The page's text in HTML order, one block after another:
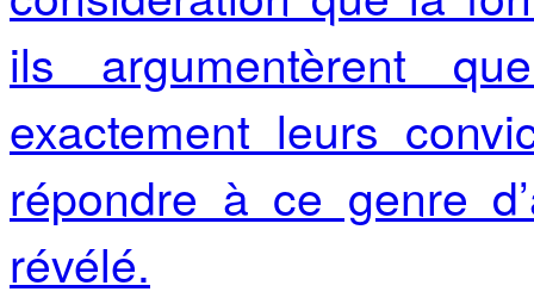
ils argumentèrent
exactement leurs
répondre à ce genre
révélé.